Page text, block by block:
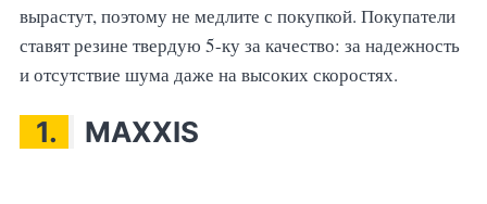
вырастут, поэтому не медлите с покупкой. Покупатели
ставят резине твердую 5-ку за качество: за надежность
и отсутствие шума даже на высоких скоростях.
1. MAXXIS